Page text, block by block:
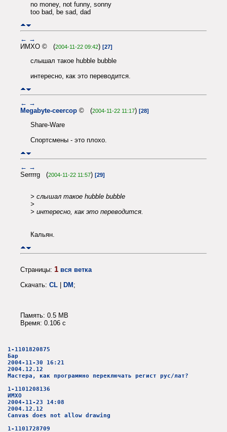
no money, not funny, sonny
too bad, be sad, dad
← →
ИМХО © (2004-11-22 09:42) [27]
слышал такое hubble bubble
интересно, как это переводится.
← →
Megabyte-ceercop © (2004-11-22 11:17) [28]
Share-Ware
Спортсмены - это плохо.
← →
Serrrrg (2004-11-22 11:57) [29]
> слышал такое hubble bubble
>
> интересно, как это переводится.
Кальян.
Страницы: 1 вся ветка
Скачать: CL DM ;
Память: 0.5 MB
Время: 0.106 c
1-1101820875
Бар
2004-11-30 16:21
2004.12.12
Мастера, как программно переключать регист рус/лат?
1-1101208136
ИМХО
2004-11-23 14:08
2004.12.12
Canvas does not allow drawing
1-1101728709